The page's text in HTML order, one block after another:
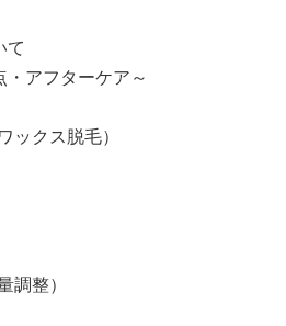
て
アフターケア～
ックス脱毛）
調整）